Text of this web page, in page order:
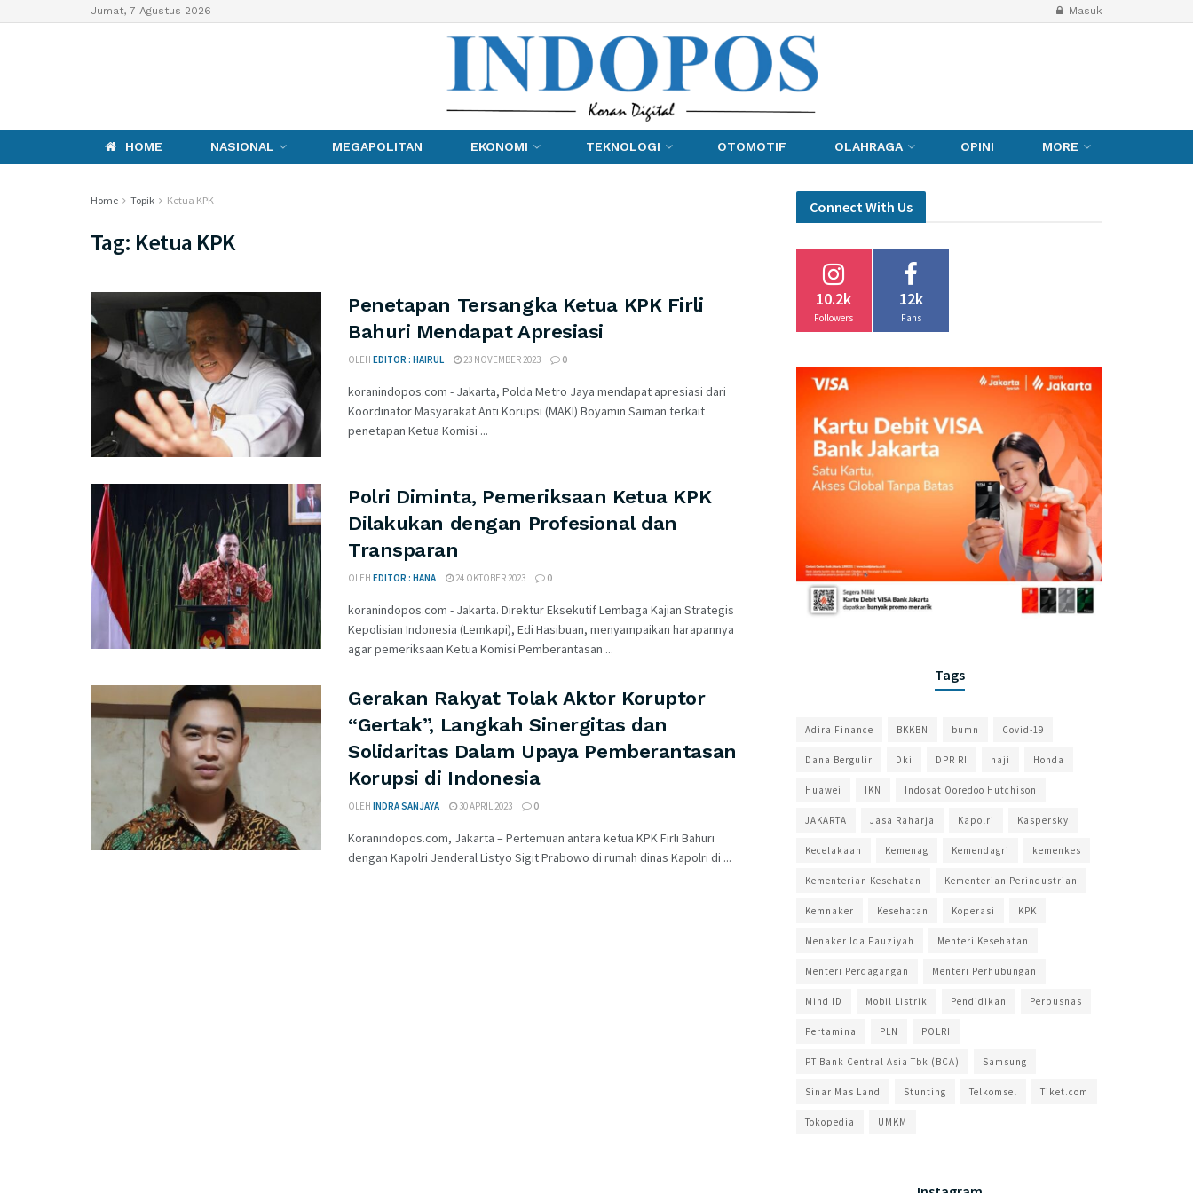
Jumat, 7 Agustus 2026 Masuk
HOME NASIONAL MEGAPOLITAN EKONOMI TEKNOLOGI OTOMOTIF OLAHRAGA OPINI MORE
Home Topik Ketua KPK
Tag: Ketua KPK
Penetapan Tersangka Ketua KPK Firli
Bahuri Mendapat Apresiasi
OLEH EDITOR : HAIRUL 23 NOVEMBER 2023 0
koranindopos.com - Jakarta, Polda Metro Jaya mendapat apresiasi dari
Koordinator Masyarakat Anti Korupsi (MAKI) Boyamin Saiman terkait
penetapan Ketua Komisi ...
Polri Diminta, Pemeriksaan Ketua KPK
Dilakukan dengan Profesional dan
Transparan
OLEH EDITOR : HANA 24 OKTOBER 2023 0
koranindopos.com - Jakarta. Direktur Eksekutif Lembaga Kajian Strategis
Kepolisian Indonesia (Lemkapi), Edi Hasibuan, menyampaikan harapannya
agar pemeriksaan Ketua Komisi Pemberantasan ...
Gerakan Rakyat Tolak Aktor Koruptor
“Gertak”, Langkah Sinergitas dan
Solidaritas Dalam Upaya Pemberantasan
Korupsi di Indonesia
OLEH INDRA SANJAYA 30 APRIL 2023 0
Koranindopos.com, Jakarta – Pertemuan antara ketua KPK Firli Bahuri
dengan Kapolri Jenderal Listyo Sigit Prabowo di rumah dinas Kapolri di ...
Connect With Us
10.2k
Followers
12k
Fans
Tags
Adira Finance BKKBN bumn Covid-19
Dana Bergulir Dki DPR RI haji Honda
Huawei IKN Indosat Ooredoo Hutchison
JAKARTA Jasa Raharja Kapolri Kaspersky
Kecelakaan Kemenag Kemendagri kemenkes
Kementerian Kesehatan Kementerian Perindustrian
Kemnaker Kesehatan Koperasi KPK
Menaker Ida Fauziyah Menteri Kesehatan
Menteri Perdagangan Menteri Perhubungan
Mind ID Mobil Listrik Pendidikan Perpusnas
Pertamina PLN POLRI
PT Bank Central Asia Tbk (BCA) Samsung
Sinar Mas Land Stunting Telkomsel Tiket.com
Tokopedia UMKM